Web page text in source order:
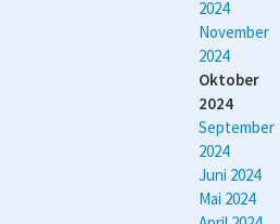
2024
November
2024
Oktober
2024
September
2024
Juni 2024
Mai 2024